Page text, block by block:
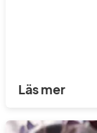
Läs mer